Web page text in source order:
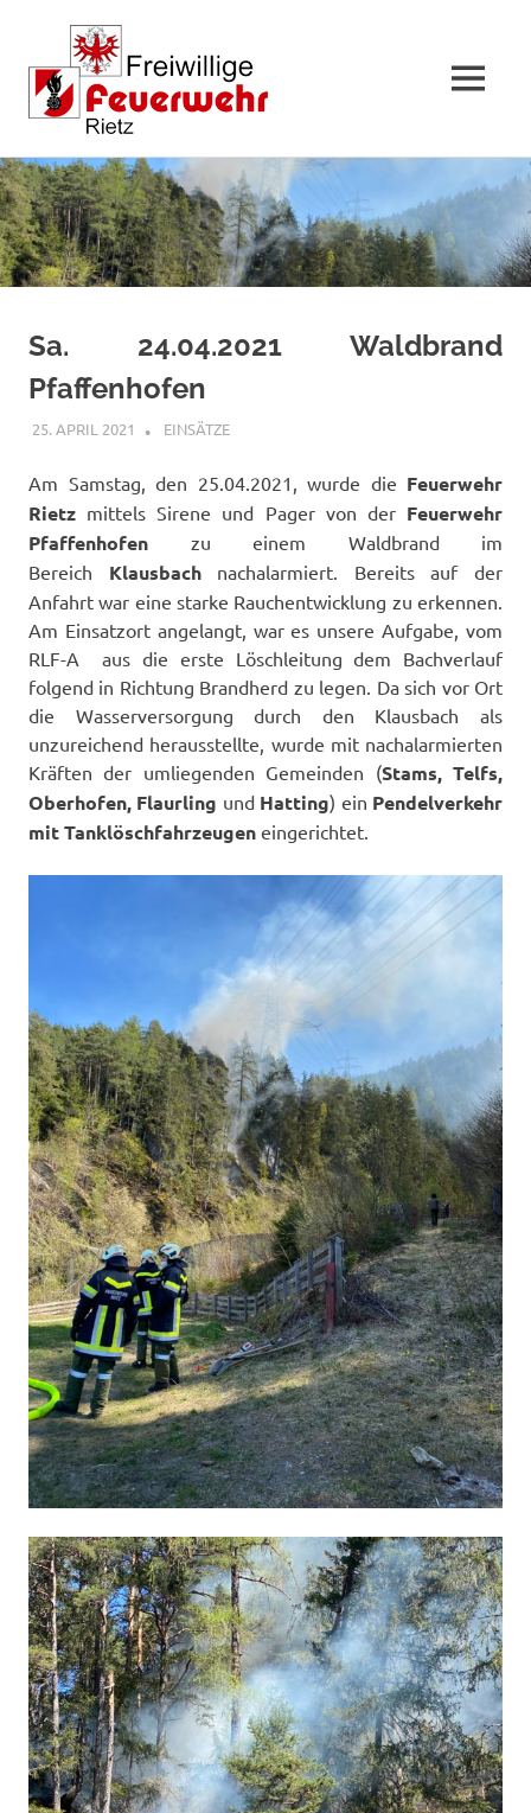
Zum
Inhalt
springen
MENÜ
Sa. 24.04.2021 Waldbrand
Pfaffenhofen
25. APRIL 2021 FFWRIETZ
EINSÄTZE
Am Samstag, den 25.04.2021, wurde die Feuerwehr
Rietz mittels Sirene und Pager von derFeuerwehr
Pfaffenhofen zu einem Waldbrand im
Bereich Klausbachnachalarmiert. Bereits auf der
Anfahrt war eine starke Rauchentwicklung zu erkennen.
Am Einsatzort angelangt, war es unsere Aufgabe, vom
RLF-A aus die erste Löschleitung dem Bachverlauf
folgend in Richtung Brandherd zu legen. Da sich vor Ort
die Wasserversorgung durch den Klausbach als
unzureichend herausstellte, wurde mit nachalarmierten
Kräften der umliegenden Gemeinden (Stams, Telfs,
Oberhofen, Flaurling undHatting) ein Pendelverkehr
mit Tanklöschfahrzeugen eingerichtet.